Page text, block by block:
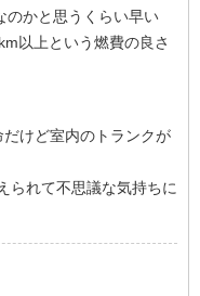
のかと思うくらい早い
以上という燃費の良さ
だけど室内のトランクが
られて不思議な気持ちに